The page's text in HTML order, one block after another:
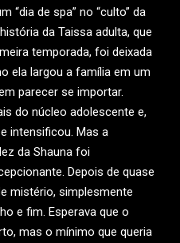
“dia de spa” no “culto” da
da Taissa adulta, que
temporada, foi deixada
ela largou a família em um
parecer se importar.
do núcleo adolescente e,
intensificou. Mas a
da Shauna foi
Depois de quase
mistério, simplesmente
e fim. Esperava que o
mas o mínimo que queria